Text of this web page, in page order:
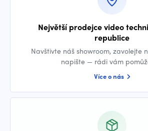
Největší prodejce video
republice
Navštivte náš showroom, zavolejte
napište — rádi vám
Více o nás